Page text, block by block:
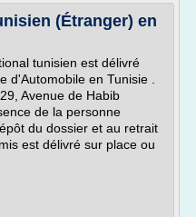
(Étranger) en
tunisien est délivré
d'Automobile en Tunisie .
Avenue de Habib
de la personne
du dossier et au retrait
est délivré sur place ou